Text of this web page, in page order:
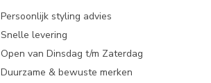
Persoonlijk styling advies
Snelle levering
Open van Dinsdag t/m Zaterdag
Duurzame & bewuste merken